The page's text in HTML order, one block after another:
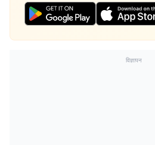
विज्ञापन